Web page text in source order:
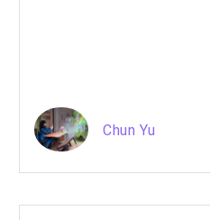
Chun Yu